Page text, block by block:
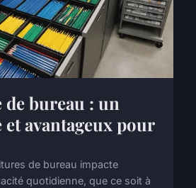
bureau : un
et avantageux pour
de bureau impacte
quotidienne, que ce soit à